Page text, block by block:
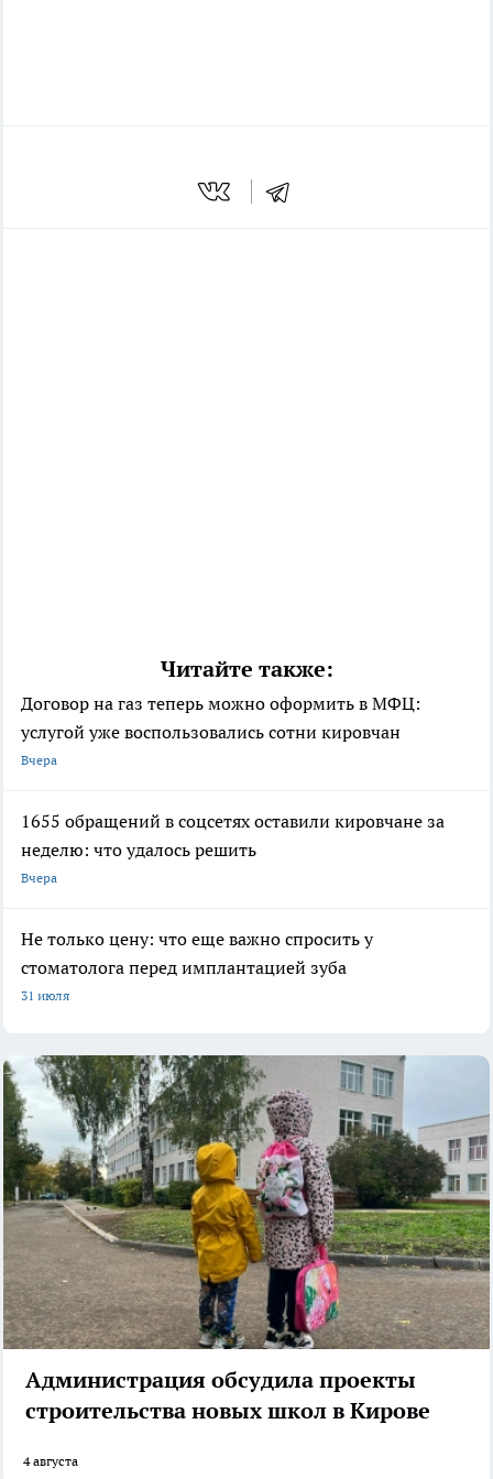
Читайте также:
Договор на газ теперь можно оформить в МФЦ:
услугой уже воспользовались сотни кировчан
Вчера
1655 обращений в соцсетях оставили кировчане за
неделю: что удалось решить
Вчера
Не только цену: что еще важно спросить у
стоматолога перед имплантацией зуба
31 июля
Администрация обсудила проекты
строительства новых школ в Кирове
4 августа